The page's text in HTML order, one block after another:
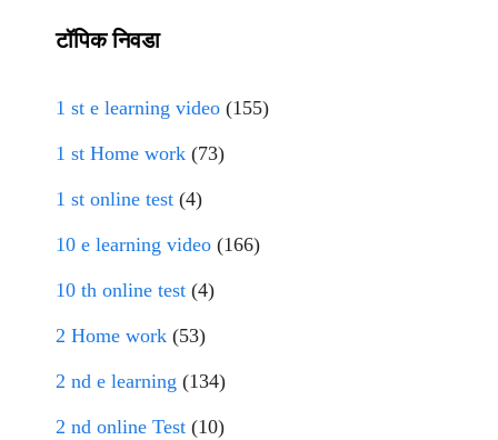
टॉपिक निवडा
1 st e learning video (155)
1 st Home work (73)
1 st online test (4)
10 e learning video (166)
10 th online test (4)
2 Home work (53)
2 nd e learning (134)
2 nd online Test (10)